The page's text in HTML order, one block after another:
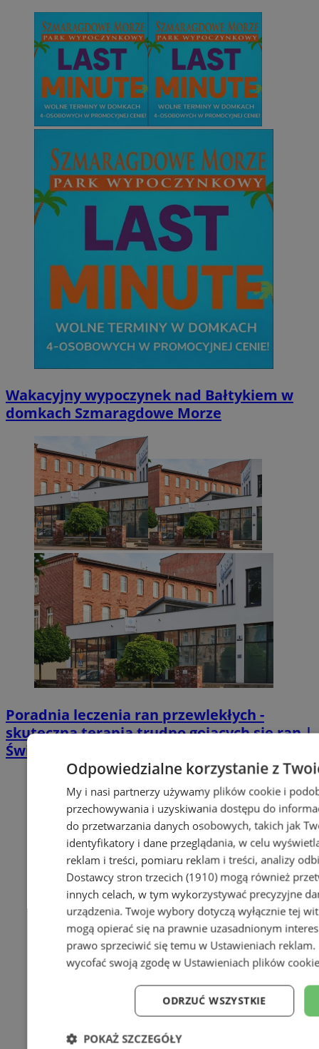
Wakacyjny wypoczynek nad Bałtykiem w
domkach Szmaragdowe Morze
Poradnia leczenia ran przewlekłych -
skuteczna terapia trudno gojących się ran |
Świętochłowice
Odpowiedzialne korzystanie z
My i nasi partnerzy używamy plików cookie i
przechowywania i uzyskiwania dostępu do
do przetwarzania danych osobowych, takich jak
identyfikatory i dane przeglądania, w celu
reklam i treści, pomiaru reklam i treści, analizy
Dostawcy stron trzecich (1910)mogą również
innych celach, w tym wykorzystywać precyzyjne
urządzenia. Twoje wybory dotyczą wyłącznie tej
mogą opierać się na prawnie uzasadnionym
prawo sprzeciwić się temu w Ustawieniach reklam.
wycofać swoją zgodę w Ustawieniach plików cookie
ODRZUĆ WSZYSTKIE
POKAŻ SZCZEGÓŁY